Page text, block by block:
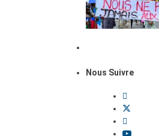
Nous Suivre